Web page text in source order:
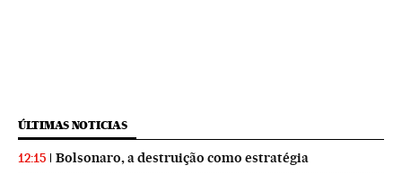
ÚLTIMAS NOTICIAS
12:15 Bolsonaro, a destruição como estratégia